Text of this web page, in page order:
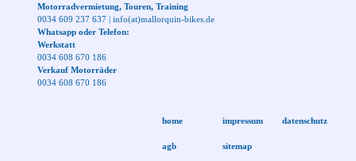
Motorradvermietung, Touren, Training
0034 609 237 637
info(at)mallorquin-bikes.de
Whatsapp oder Telefon:
Werkstatt
0034 608 670 186
Verkauf Motorräder
0034 608 670 186
home impressum datenschutz
agb sitemap